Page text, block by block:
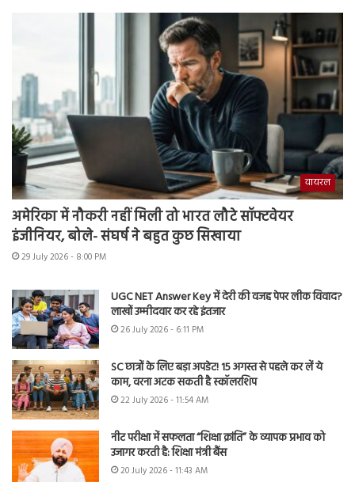
वायरल
अमेरिका में नौकरी नहीं मिली तो भारत लौटे सॉफ्टवेयर
इंजीनियर, बोले- संघर्ष ने बहुत कुछ सिखाया
29 July 2026 - 8:00 PM
UGC NET Answer Key में देरी की वजह पेपर लीक विवाद?
लाखों उम्मीदवार कर रहे इंतजार
26 July 2026 - 6:11 PM
SC छात्रों के लिए बड़ा अपडेट! 15 अगस्त से पहले कर लें ये
काम, वरना अटक सकती है स्कॉलरशिप
22 July 2026 - 11:54 AM
नीट परीक्षा में सफलता “शिक्षा क्रांति” के व्यापक प्रभाव को
उजागर करती है: शिक्षा मंत्री बैंस
20 July 2026 - 11:43 AM